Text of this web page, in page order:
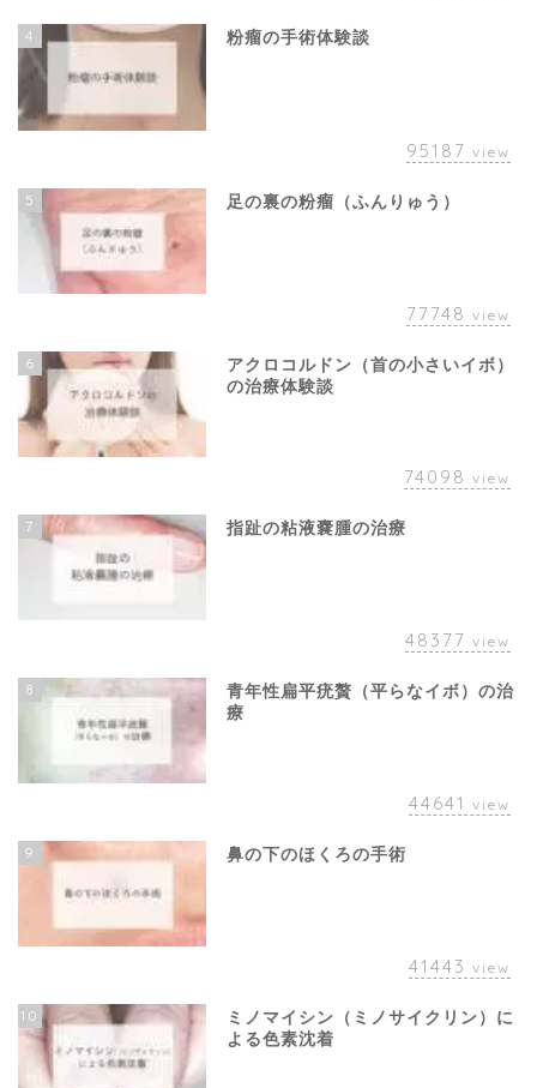
4 粉瘤の手術体験談
95187 view
5 足の裏の粉瘤（ふんりゅう）
77748 view
6
アクロコルドン（首の小さいイボ）
の治療体験談
74098 view
7 指趾の粘液嚢腫の治療
48377 view
8
青年性扁平疣贅（平らなイボ）の治
療
44641 view
9 鼻の下のほくろの手術
41443 view
10
ミノマイシン（ミノサイクリン）に
よる色素沈着